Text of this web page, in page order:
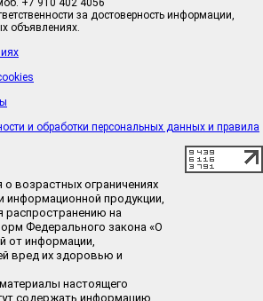
+7 910 402 4056
за достоверность информации,
объявлениях.
и обработки персональных данных и правила
возрастных ограничениях
информационной продукции,
распространению на
Федерального закона «О
от информации,
вред их здоровью и
настоящего
содержать информацию,